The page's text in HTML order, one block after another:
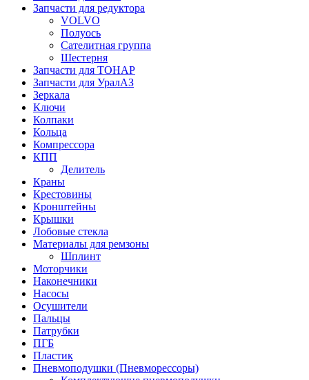
Запчасти для редуктора
VOLVO
Полуось
Сателитная группа
Шестерня
Запчасти для ТОНАР
Запчасти для УралАЗ
Зеркала
Ключи
Колпаки
Кольца
Компрессора
КПП
Делитель
Краны
Крестовины
Кронштейны
Крышки
Лобовые стекла
Материалы для ремзоны
Шплинт
Моторчики
Наконечники
Насосы
Осушители
Пальцы
Патрубки
ПГБ
Пластик
Пневмоподушки (Пневморессоры)